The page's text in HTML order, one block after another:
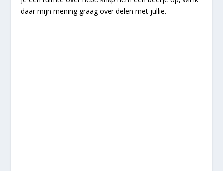
daar mijn mening graag over delen met jullie.